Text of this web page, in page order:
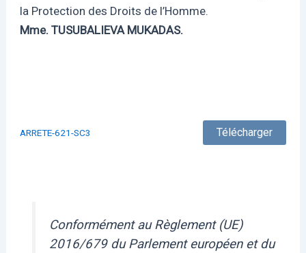
la Protection des Droits de l’Homme.
Mme. TUSUBALIEVA MUKADAS.
ARRETE-621-SC3 Télécharger
Conformément au Règlement (UE)
2016/679 du Parlement européen et du